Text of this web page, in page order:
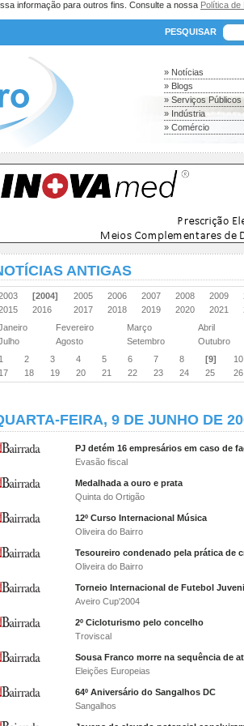
informação para outros fins. Consulte a nossa Política de
PESQUISAR
» Notícias
» Blogs
» Serviços Públicos
» Indústria
» Comércio
ANTIGAS
[2004] 2005 2006 2007 2008 2009
2016 2017 2018 2019 2020 2021
Fevereiro Março Abril
Agosto Setembro Outubro
1
2 3 4 5 6 7 8 [9] 10
17
18 19 20 21 22 23 24 25 26
FEIRA, 9 DE JUNHO DE
PJ detém 16 empresários em caso de
Evasão fiscal
Medalhada a ouro e prata
Quinta do Ortigão
12º Curso Internacional Música
Oliveira do Bairro
Tesoureiro condenado pela prática de
Oliveira do Bairro
Torneio Internacional de Futebol
Aveiro Cup'2004
2º Cicloturismo pelo concelho
Troviscal
Sousa Franco morre na sequência de
Eleições Europeias
64º Aniversário do Sangalhos DC
Sangalhos